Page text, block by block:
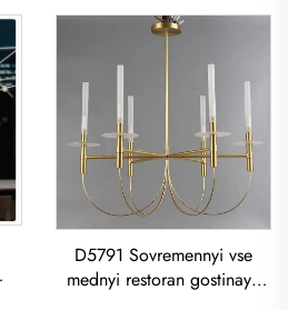
D5791 Sovremennyi vse
mednyi restoran gostinaya